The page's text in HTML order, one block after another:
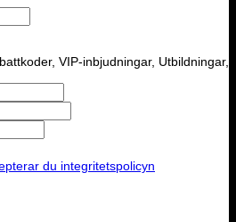
VIP-inbjudningar, Utbildningar,
du integritetspolicyn